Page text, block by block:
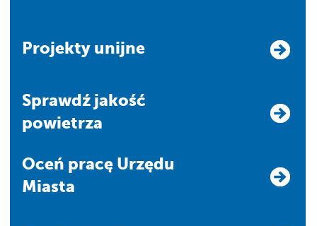
Projekty unijne
Sprawdź jakość
powietrza
Oceń pracę Urzędu
Miasta